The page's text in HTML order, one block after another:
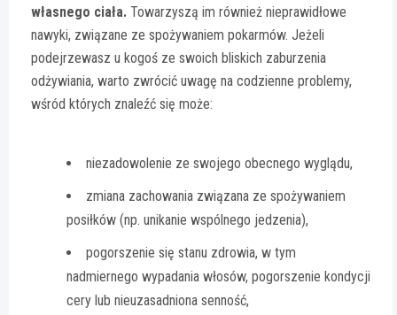
własnego ciała. Towarzyszą im również nieprawidłowe
nawyki, związane ze spożywaniem pokarmów. Jeżeli
podejrzewasz u kogoś ze swoich bliskich zaburzenia
odżywiania, warto zwrócić uwagę na codzienne problemy,
wśród których znaleźć się może:
niezadowolenie ze swojego obecnego wyglądu,
zmiana zachowania związana ze spożywaniem
posiłków (np. unikanie wspólnego jedzenia),
pogorszenie się stanu zdrowia, w tym
nadmiernego wypadania włosów, pogorszenie kondycji
cery lub nieuzasadniona senność,